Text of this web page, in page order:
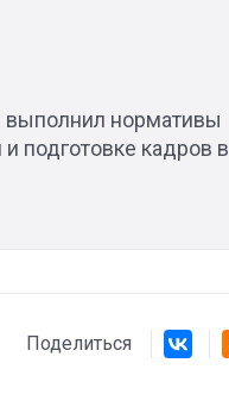
нормативы
подготовке кадров в
Поделиться